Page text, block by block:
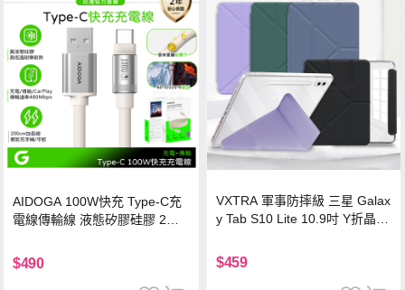
AIDOGA 100W快充 Type-C充
電線傳輸線 液態矽膠硅膠 2M
$490
VXTRA 軍事防摔級 三星 Galax
y Tab S10 Lite 10.9吋 Y折晶透
$459